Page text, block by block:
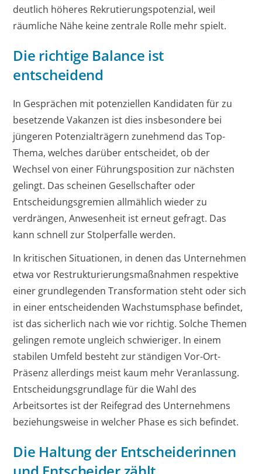
deutlich höheres Rekrutierungspotenzial, weil
räumliche Nähe keine zentrale Rolle mehr spielt.
Die richtige Balance ist
entscheidend
In Gesprächen mit potenziellen Kandidaten für zu
besetzende Vakanzen ist dies insbesondere bei
jüngeren Potenzialträgern zunehmend das Top-
Thema, welches darüber entscheidet, ob der
Wechsel von einer Führungsposition zur nächsten
gelingt. Das scheinen Gesellschafter oder
Entscheidungsgremien allmählich wieder zu
verdrängen, Anwesenheit ist erneut gefragt. Das
kann schnell zur Stolperfalle werden.
In kritischen Situationen, in denen das Unternehmen
etwa vor Restrukturierungsmaßnahmen respektive
einer grundlegenden Transformation steht oder sich
in einer entscheidenden Wachstumsphase befindet,
ist das sicherlich nach wie vor richtig. Solche Themen
gelingen remote ungleich schwieriger. In einem
stabilen Umfeld besteht zur ständigen Vor-Ort-
Präsenz allerdings meist kaum mehr Veranlassung.
Entscheidungsgrundlage für die Wahl des
Arbeitsortes ist der Reifegrad des Unternehmens
beziehungsweise in welcher Phase es sich befindet.
Die Haltung der Entscheiderinnen